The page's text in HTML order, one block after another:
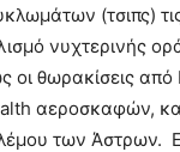
(τσιπς) τις
νυχτερινής
οι θωρακίσεις από
αεροσκαφών,
των Άστρων.